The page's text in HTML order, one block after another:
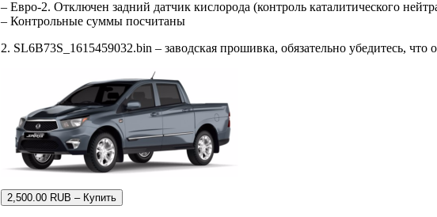
– Евро-2. Отключен задний датчик кислорода (контроль каталитического
– Контрольные суммы посчитаны
2. SL6B73S_1615459032.bin – заводская прошивка, обязательно убедитесь,
2,500.00 RUB – Купить